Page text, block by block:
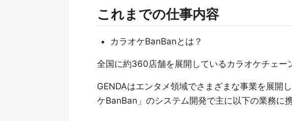
これまでの仕事内容
カラオケBanBanとは？
全国に約360店舗を展開しているカラオケチェー
GENDAはエンタメ領域でさまざまな事業を展開
ケBanBan」のシステム開発で主に以下の業務に